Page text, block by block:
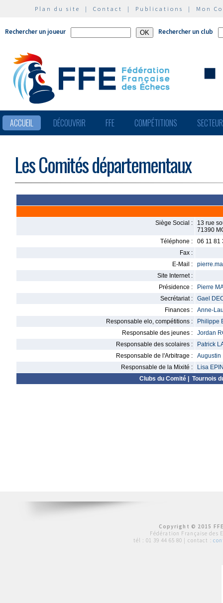
Plan du site | Contact | Publications | Mon
Rechercher un joueur Rechercher un club
ACCUEIL DÉCOUVRIR FFE COMPÉTITIONS
Les Comités départementaux
Siège Social :
13 rue
71390
Téléphone :
06 11 81
Fax :
E-Mail :
Site Internet :
Présidence :
Pierre
Secrétariat :
Gael
Finances :
Anne-
Responsable elo, compétitions :
Philippe
Responsable des jeunes :
Jordan
Responsable des scolaires :
Patrick
Responsable de l'Arbitrage :
Augustin
Responsable de la Mixité :
Lisa
Clubs du Comité| Tournois
Copyright © 2015
Fédération Française des
tél : 01 39 44 65 80 | contact :